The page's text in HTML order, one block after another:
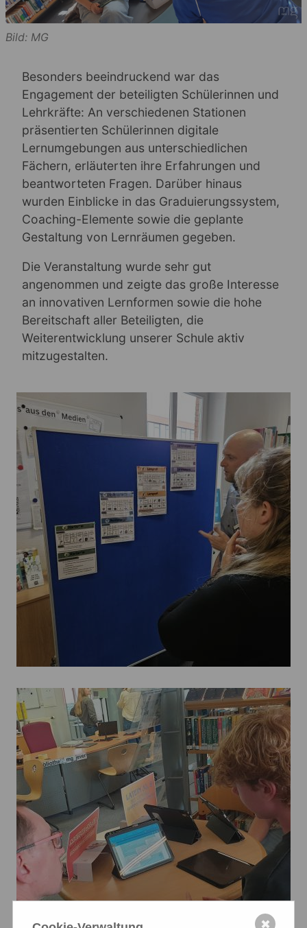
Bild: MG
Besonders beeindruckend war das
Engagement der beteiligten Schülerinnen und
Lehrkräfte: An verschiedenen Stationen
präsentierten Schülerinnen digitale
Lernumgebungen aus unterschiedlichen
Fächern, erläuterten ihre Erfahrungen und
beantworteten Fragen. Darüber hinaus
wurden Einblicke in das Graduierungssystem,
Coaching-Elemente sowie die geplante
Gestaltung von Lernräumen gegeben.
Die Veranstaltung wurde sehr gut
angenommen und zeigte das große Interesse
an innovativen Lernformen sowie die hohe
Bereitschaft aller Beteiligten, die
Weiterentwicklung unserer Schule aktiv
mitzugestalten.
✖